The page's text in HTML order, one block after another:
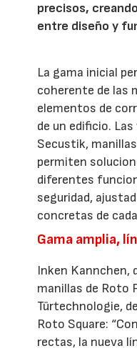
precisos,
entre diseño y
La gama inicial
coherente de las
elementos de
de un edificio.
Secustik,
permiten
diferentes
seguridad,
concretas de
Gama amplia,
Inken Kannchen,
manillas de Roto
Türtechnologie,
Roto Square:
rectas, la nueva